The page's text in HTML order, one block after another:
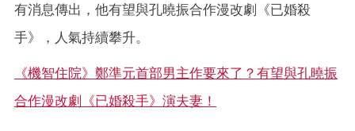
有消息傳出，他有望與孔曉振合作漫改劇《已婚殺
手》，人氣持續攀升。
《機智住院》鄭準元首部男主作要來了？有望與孔曉振
合作漫改劇《已婚殺手》演夫妻！